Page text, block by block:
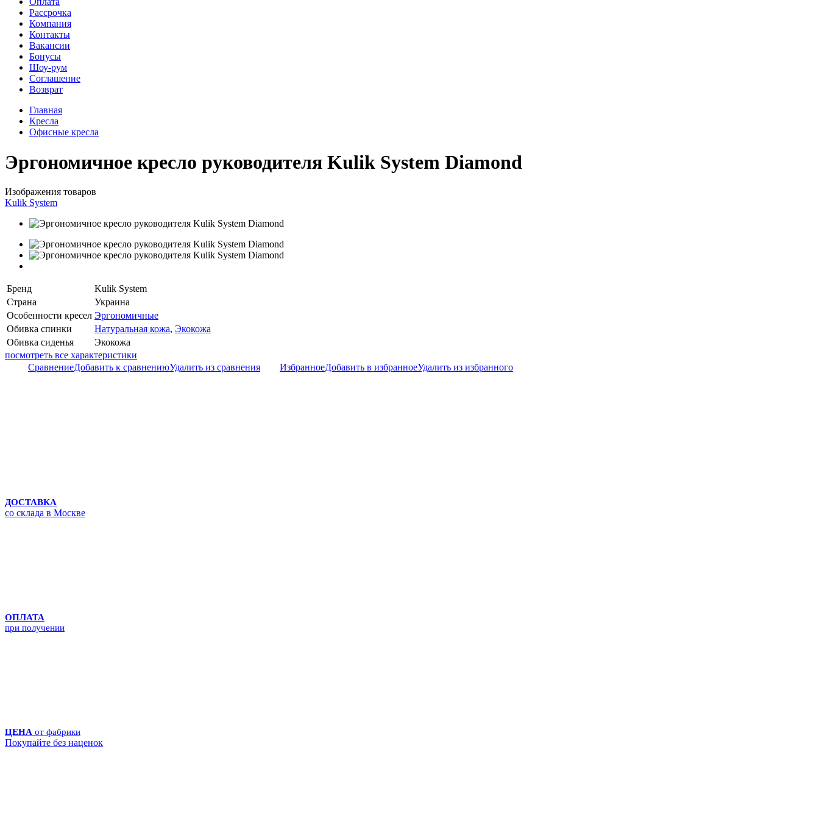
Рассрочка
Компания
Контакты
Вакансии
Бонусы
Шоу-рум
Соглашение
Возврат
Главная
Кресла
Офисные кресла
Эргономичное кресло руководителя Kulik System Diamond
Изображения товаров
Kulik System
Бренд
Kulik System
Страна
Украина
Особенности кресел Эргономичные
Обивка спинки
Натуральная кожа, Экокожа
Обивка сиденья
Экокожа
посмотреть все характеристики
СравнениеДобавить к сравнениюУдалить из сравнения ИзбранноеДобавить в избранноеУдалить из избранного
ДОСТАВКА
со склада в Москве
ОПЛАТА
при получении
ЦЕНА от фабрики
Покупайте без наценок